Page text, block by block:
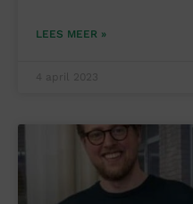
LEES MEER »
4 april 2023